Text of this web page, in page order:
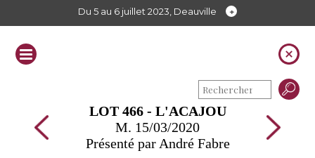
Du 5 au 6 juillet 2023, Deauville
LOT 466 - L'ACAJOU
M. 15/03/2020
Présenté par André Fabre